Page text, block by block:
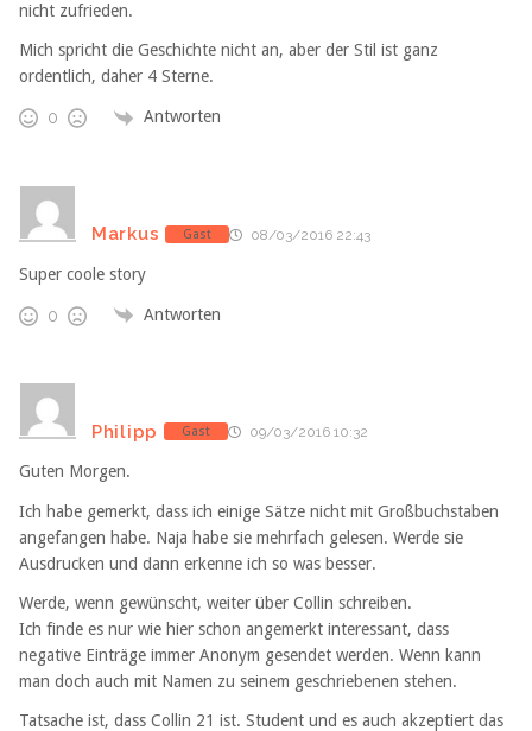
nicht zufrieden.
Mich spricht die Geschichte nicht an, aber der Stil ist ganz
ordentlich, daher 4 Sterne.
0 Antworten
Markus Gast 08/03/2016 22:43
Super coole story
0 Antworten
Philipp Gast 09/03/2016 10:32
Guten Morgen.
Ich habe gemerkt, dass ich einige Sätze nicht mit Großbuchstaben
angefangen habe. Naja habe sie mehrfach gelesen. Werde sie
Ausdrucken und dann erkenne ich so was besser.
Werde, wenn gewünscht, weiter über Collin schreiben.
Ich finde es nur wie hier schon angemerkt interessant, dass
negative Einträge immer Anonym gesendet werden. Wenn kann
man doch auch mit Namen zu seinem geschriebenen stehen.
Tatsache ist, dass Collin 21 ist. Student und es auch akzeptiert das